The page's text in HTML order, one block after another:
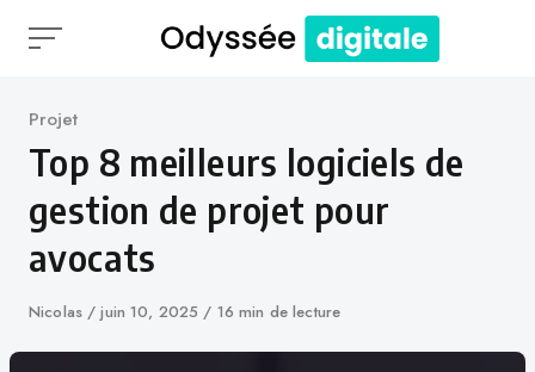
Catégorie
Projet
Top 8 meilleurs logiciels de
gestion de projet pour
avocats
Auteur
Nicolas
Publié
juin 10, 2025 16 min de lecture